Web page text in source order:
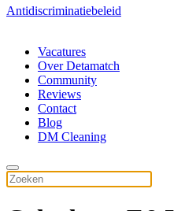
Antidiscriminatiebeleid
Vacatures
Over Detamatch
Community
Reviews
Contact
Blog
DM Cleaning